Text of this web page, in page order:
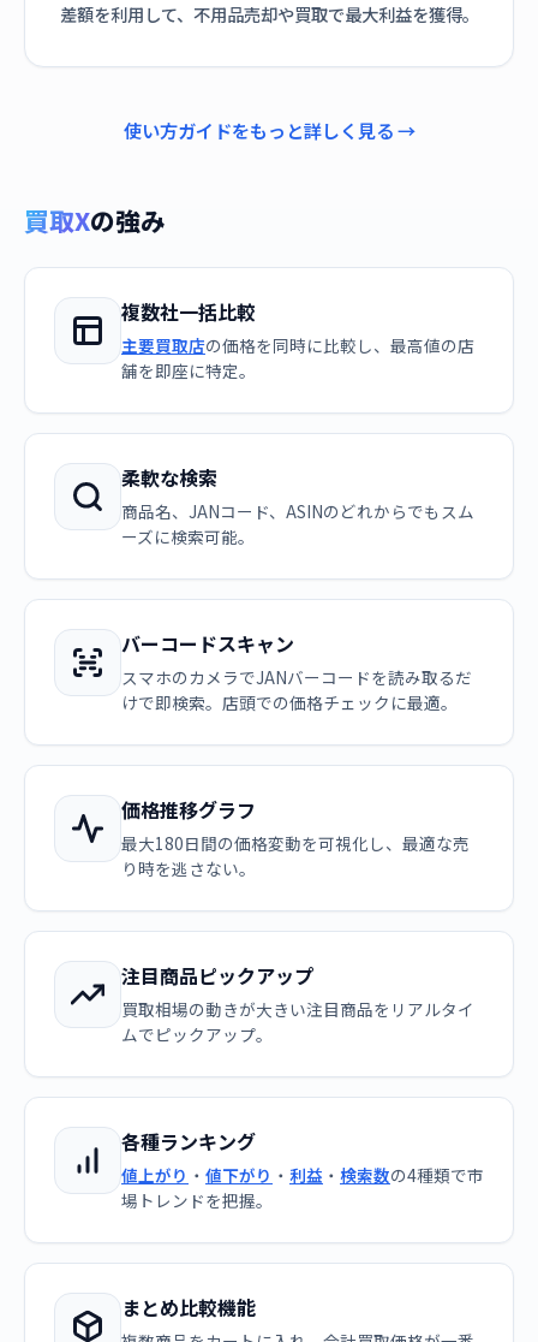
差額を利用して、不用品売却や買取で最大利益を獲得。
使い方ガイドをもっと詳しく見る →
買取Xの強み
複数社一括比較
主要買取店の価格を同時に比較し、最高値の店
舗を即座に特定。
柔軟な検索
商品名、JANコード、ASINのどれからでもスム
ーズに検索可能。
バーコードスキャン
スマホのカメラでJANバーコードを読み取るだ
けで即検索。店頭での価格チェックに最適。
価格推移グラフ
最大180日間の価格変動を可視化し、最適な売
り時を逃さない。
注目商品ピックアップ
買取相場の動きが大きい注目商品をリアルタイ
ムでピックアップ。
各種ランキング
値上がり ・ 値下がり ・ 利益 ・ 検索数の4種類で市
場トレンドを把握。
まとめ比較機能